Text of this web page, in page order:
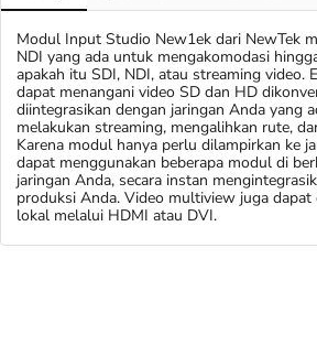
Modul Input Studio New1ek dari NewTek
NDI yang ada untuk mengakomodasi
apakah itu SDI, NDI, atau streaming video.
dapat menangani video SD dan HD
diintegrasikan dengan jaringan Anda yang
melakukan streaming, mengalihkan rute,
Karena modul hanya perlu dilampirkan ke
dapat menggunakan beberapa modul di
jaringan Anda, secara instan
produksi Anda. Video multiview juga dapat
lokal melalui HDMI atau DVI.